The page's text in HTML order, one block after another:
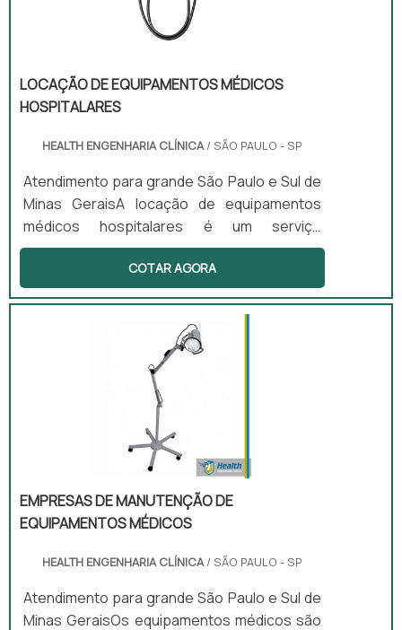
oferecer é a manutenção dos
equipamentos. Nas empresas de ges.
LOCAÇÃO DE EQUIPAMENTOS MÉDICOS
HOSPITALARES
HEALTH ENGENHARIA CLÍNICA/ SÃO PAULO - SP
Atendimento para grande São Paulo e Sul de
Minas GeraisA locação de equipamentos
médicos hospitalares é um serviço
fundamental pois esses aparelhos têm
importância vital na vida das pessoas. Por
isso, é fundamental conhecer uma boa
empresa, que oferece materiais com
excelente performance, para que sejam
evitadas possíveis falhas.Características
importantes do serviçoO aluguel de
produtos hospitalares é muito importante
por fornecer os equipamentos fundamentais
nos estabelecimentos da área da saú.
COTAR AGORA
EMPRESAS DE MANUTENÇÃO DE
EQUIPAMENTOS MÉDICOS
HEALTH ENGENHARIA CLÍNICA/ SÃO PAULO - SP
Atendimento para grande São Paulo e Sul de
Minas GeraisOs equipamentos médicos são